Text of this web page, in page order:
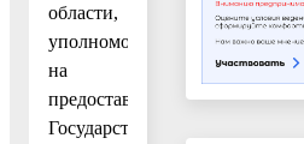
области,
уполномоченным
на
предоставление
Государственной